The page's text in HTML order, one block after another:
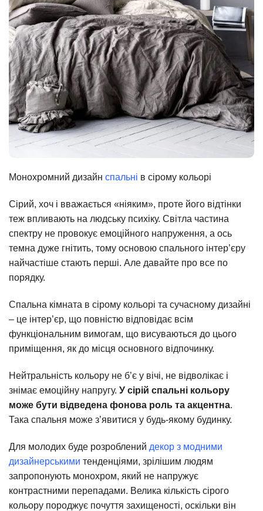
Монохромний дизайн спальні в сірому кольорі
Сірий, хоч і вважається «ніяким», проте його відтінки
теж впливають на людську психіку. Світла частина
спектру не провокує емоційного напруження, а ось
темна дуже гнітить, тому основою спального інтер’єру
найчастіше стають перші. Але давайте про все по
порядку.
Спальна кімната в сірому кольорі та сучасному дизайні
– це інтер’єр, що повністю відповідає всім
функціональним вимогам, що висуваються до цього
приміщення, як до місця основного відпочинку.
Нейтральність кольору не б’є у вічі, не відволікає і
знімає емоційну напругу. У сірій спальні кольору
може бути відведена фонова роль та акцентна.
Така спальня може з’явитися у будь-якому будинку.
Для молодих буде розроблений декор з модними
дизайнерськими тенденціями, зрілішим людям
запропонують монохром, який не напружує
контрастними перепадами. Велика кількість сірого
кольору породжує почуття захищеності, оскільки він